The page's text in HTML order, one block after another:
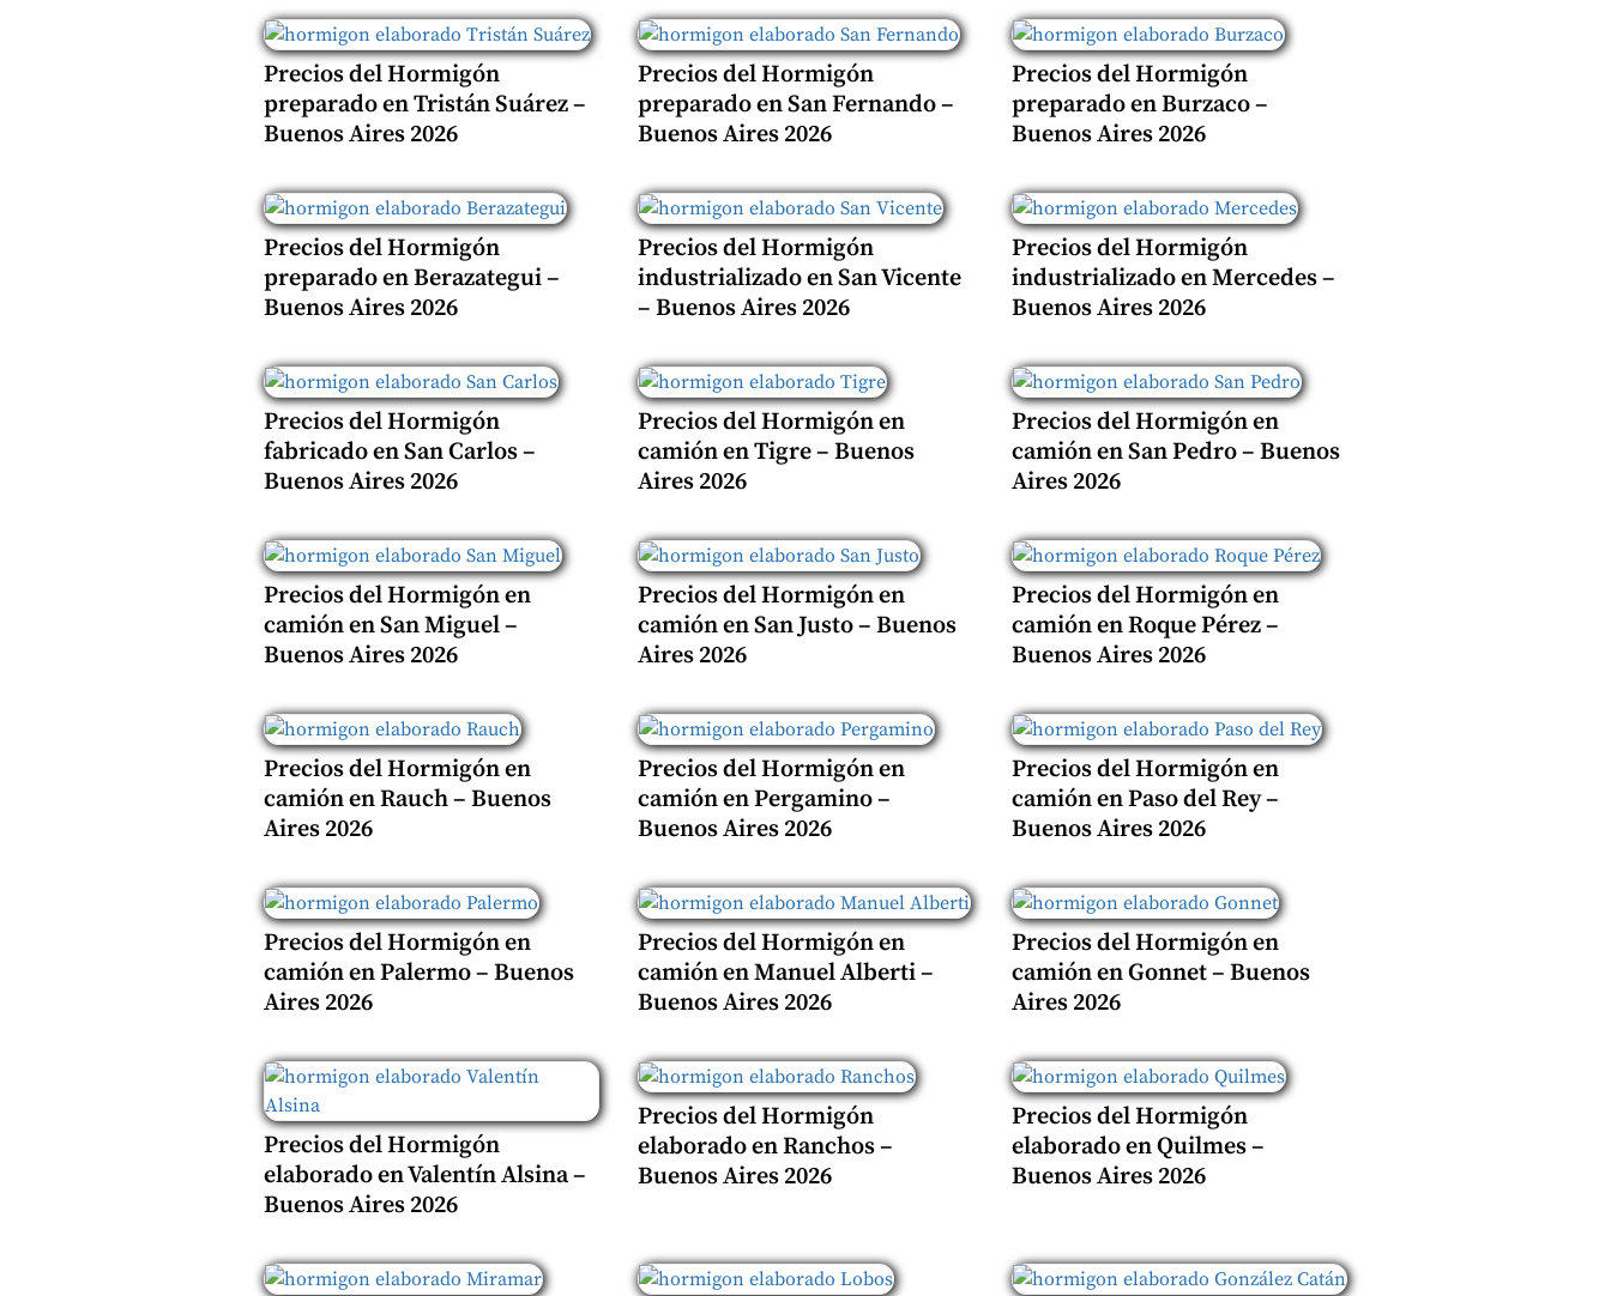
Precios del Hormigón
preparado en Tristán Suárez –
Buenos Aires 2026
Precios del Hormigón
preparado en San Fernando –
Buenos Aires 2026
Precios del Hormigón
preparado en Burzaco –
Buenos Aires 2026
Precios del Hormigón
preparado en Berazategui –
Buenos Aires 2026
Precios del Hormigón
industrializado en San Vicente
– Buenos Aires 2026
Precios del Hormigón
industrializado en Mercedes –
Buenos Aires 2026
Precios del Hormigón
fabricado en San Carlos –
Buenos Aires 2026
Precios del Hormigón en
camión en Tigre – Buenos
Aires 2026
Precios del Hormigón en
camión en San Pedro – Buenos
Aires 2026
Precios del Hormigón en
camión en San Miguel –
Buenos Aires 2026
Precios del Hormigón en
camión en San Justo – Buenos
Aires 2026
Precios del Hormigón en
camión en Roque Pérez –
Buenos Aires 2026
Precios del Hormigón en
camión en Rauch – Buenos
Aires 2026
Precios del Hormigón en
camión en Pergamino –
Buenos Aires 2026
Precios del Hormigón en
camión en Paso del Rey –
Buenos Aires 2026
Precios del Hormigón en
camión en Palermo – Buenos
Aires 2026
Precios del Hormigón en
camión en Manuel Alberti –
Buenos Aires 2026
Precios del Hormigón en
camión en Gonnet – Buenos
Aires 2026
Precios del Hormigón
elaborado en Valentín Alsina –
Buenos Aires 2026
Precios del Hormigón
elaborado en Ranchos –
Buenos Aires 2026
Precios del Hormigón
elaborado en Quilmes –
Buenos Aires 2026